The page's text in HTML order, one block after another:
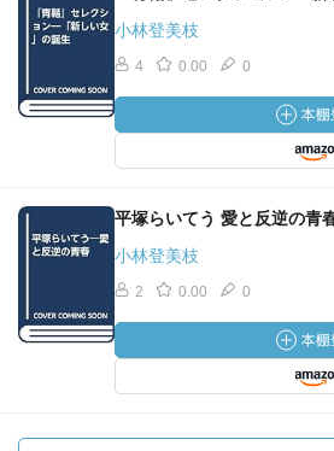
小林登美枝
4 0.00 0
平塚らいてう 愛と反逆の青
小林登美枝
2 0.00 0